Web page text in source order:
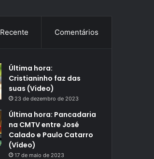
Recente Comentários
Última hora:
Cristianinho faz das
suas (Video)
23 de dezembro de 2023
Última hora: Pancadaria
na CMTV entre José
Calado e Paulo Catarro
(Vídeo)
17 de maio de 2023